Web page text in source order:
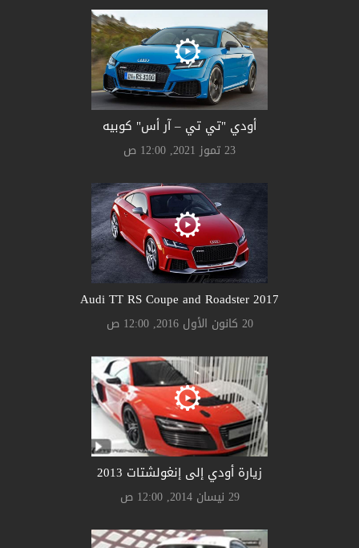
أودي "تي تي – آر أس" كوبيه
23 تموز 2021, 12:00 ص
Audi TT RS Coupe and Roadster 2017
20 كانون الأول 2016, 12:00 ص
زيارة أودي إلى إنغولشتات 2013
29 نيسان 2014, 12:00 ص